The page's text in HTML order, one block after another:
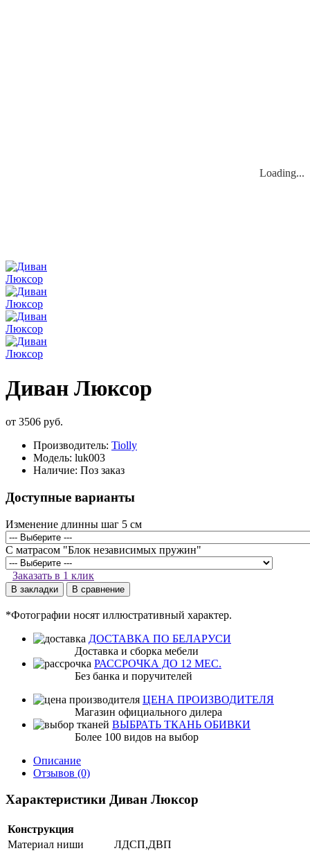
Loading...
Loading...
Диван Люксор
от 3506 руб.
Производитель: Tiolly
Модель: luk003
Наличие: Поз заказ
Доступные варианты
Изменение длинны шаг 5 см
С матрасом "Блок независимых пружин"
Заказать в 1 клик
В закладки В сравнение
*Фотографии носят иллюстративный характер.
ДОСТАВКА ПО БЕЛАРУСИ
Доставка и сборка мебели
РАССРОЧКА ДО 12 МЕС.
Без банка и поручителей
ЦЕНА ПРОИЗВОДИТЕЛЯ
Магазин официального дилера
ВЫБРАТЬ ТКАНЬ ОБИВКИ
Более 100 видов на выбор
Описание
Отзывов (0)
Характеристики Диван Люксор
Конструкция
Материал ниши
ЛДСП,ДВП